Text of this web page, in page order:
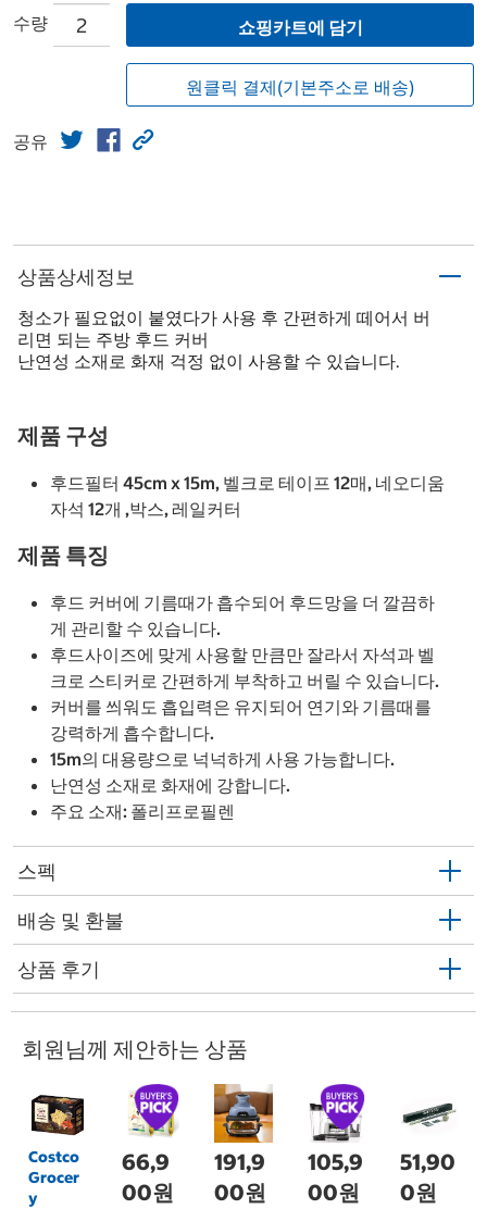
수량 쇼핑카트에 담기
원클릭 결제(기본주소로 배송)
공유
상품상세정보
청소가 필요없이 붙였다가 사용 후 간편하게 떼어서 버
리면 되는 주방 후드 커버
난연성 소재로 화재 걱정 없이 사용할 수 있습니다.
제품 구성
후드필터 45cm x 15m, 벨크로 테이프 12매, 네오디움
자석 12개 ,박스, 레일커터
제품 특징
후드 커버에 기름때가 흡수되어 후드망을 더 깔끔하
게 관리할 수 있습니다.
후드사이즈에 맞게 사용할 만큼만 잘라서 자석과 벨
크로 스티커로 간편하게 부착하고 버릴 수 있습니다.
커버를 씌워도 흡입력은 유지되어 연기와 기름때를
강력하게 흡수합니다.
15m의 대용량으로 넉넉하게 사용 가능합니다.
난연성 소재로 화재에 강합니다.
주요 소재: 폴리프로필렌
스펙
배송 및 환불
상품 후기
회원님께 제안하는 상품
Costco
Grocer
y
66,9
00원
191,9
00원
105,9
00원
51,90
0원